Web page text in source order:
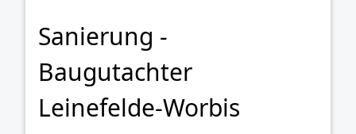
Sanierung -
Baugutachter
Leinefelde-Worbis